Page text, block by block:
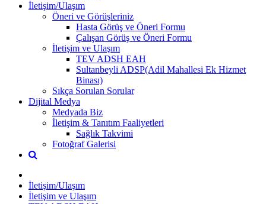
İletişim/Ulaşım
Öneri ve Görüşleriniz
Hasta Görüş ve Öneri Formu
Çalışan Görüş ve Öneri Formu
İletişim ve Ulaşım
TEV ADSH EAH
Sultanbeyli ADSP(Adil Mahallesi Ek Hizmet
Binası)
Sıkça Sorulan Sorular
Dijital Medya
Medyada Biz
İletişim & Tanıtım Faaliyetleri
Sağlık Takvimi
Fotoğraf Galerisi
İletişim/Ulaşım
İletişim ve Ulaşım